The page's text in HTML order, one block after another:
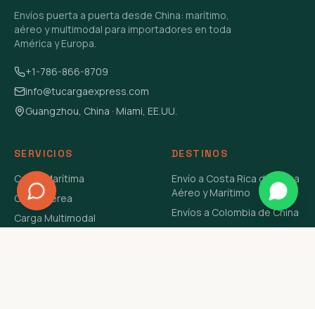
Envíos puerta a puerta desde China: marítimo,
aéreo y multimodal para importadores en toda
América y Europa.
+1-786-866-8709
info@tucargaexpress.com
Guangzhou, China · Miami, EE.UU.
SERVICIOS
Carga Marítima
Carga Aérea
Carga Multimodal
DESTINOS
Envío a Costa Rica de China
Aéreo y Marítimo
Envíos a Colombia de China